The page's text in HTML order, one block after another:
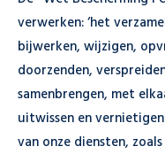
verwerken: ‘het
bijwerken, wijzigen,
doorzenden,
samenbrengen, met
uitwissen en
van onze diensten,